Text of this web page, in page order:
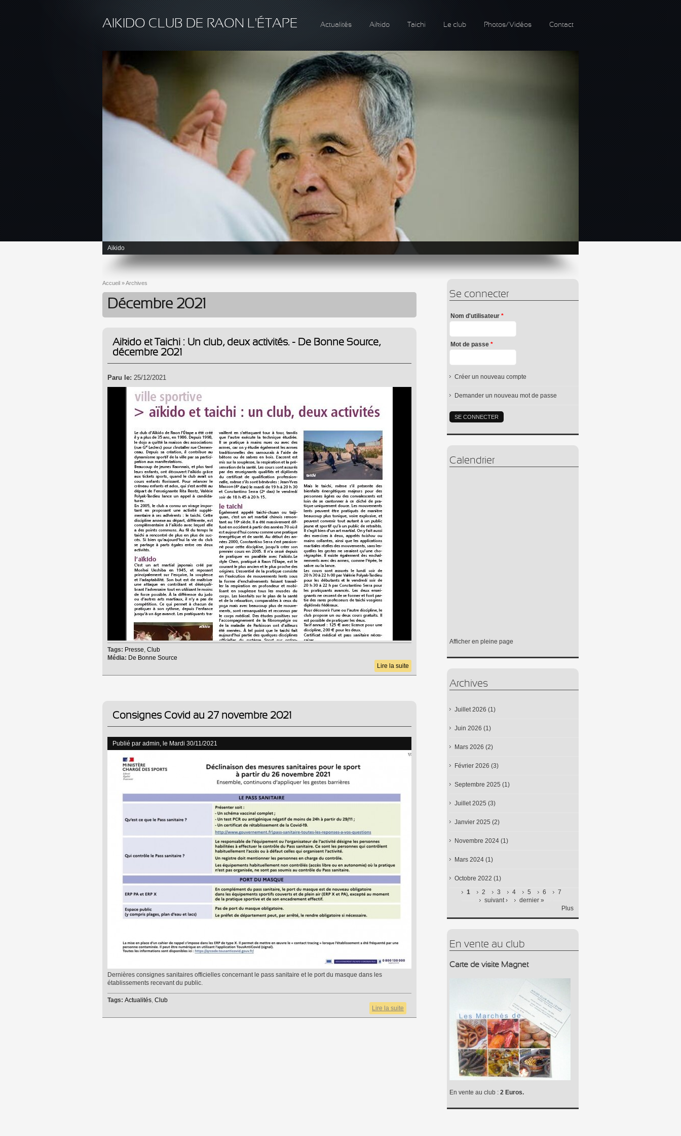
AIKIDO CLUB DE RAON L'ÉTAPE Actualités Aikido Taichi Le club Photos/Vidéos Contact
Aikido
Vous êtes ici
Accueil »Archives
Décembre 2021
Aikido et Taichi : Un club, deux activités. - De Bonne Source,
décembre 2021
Paru le: 25/12/2021
Tags: Presse, Club
Média: De Bonne Source
Lire la suite
Consignes Covid au 27 novembre 2021
Publié par admin, le Mardi 30/11/2021
Dernières consignes sanitaires officielles concernant le pass sanitaire et le port du masque dans les
établissements recevant du public.
Tags: Actualités, Club
Lire la suite
Consignes
Se connecter
Nom d'utilisateur *
Mot de passe *
Créer un nouveau compte
Demander un nouveau mot de passe
Calendrier
Afficher en pleine page
Archives
Juillet 2026 (1)
Juin 2026 (1)
Mars 2026 (2)
Février 2026 (3)
Septembre 2025 (1)
Juillet 2025 (3)
Janvier 2025 (2)
Novembre 2024 (1)
Mars 2024 (1)
Octobre 2022 (1)
1 2 3 4 5 6
7
suivant ›
dernier »
Plus
En vente au club
Carte de visite Magnet
En vente au club : 2 Euros.